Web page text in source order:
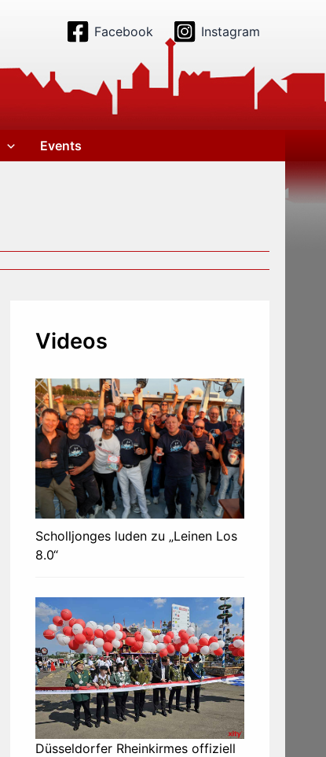
Facebook Instagram
Events
Videos
Scholljonges luden zu „Leinen Los
8.0“
Düsseldorfer Rheinkirmes offiziell